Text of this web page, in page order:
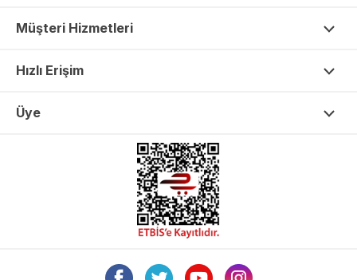
Müşteri Hizmetleri
Hızlı Erişim
Üye